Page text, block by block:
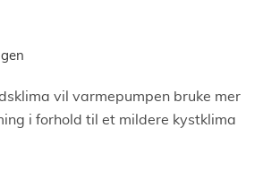
vil varmepumpen bruke mer
i forhold til et mildere kystklima